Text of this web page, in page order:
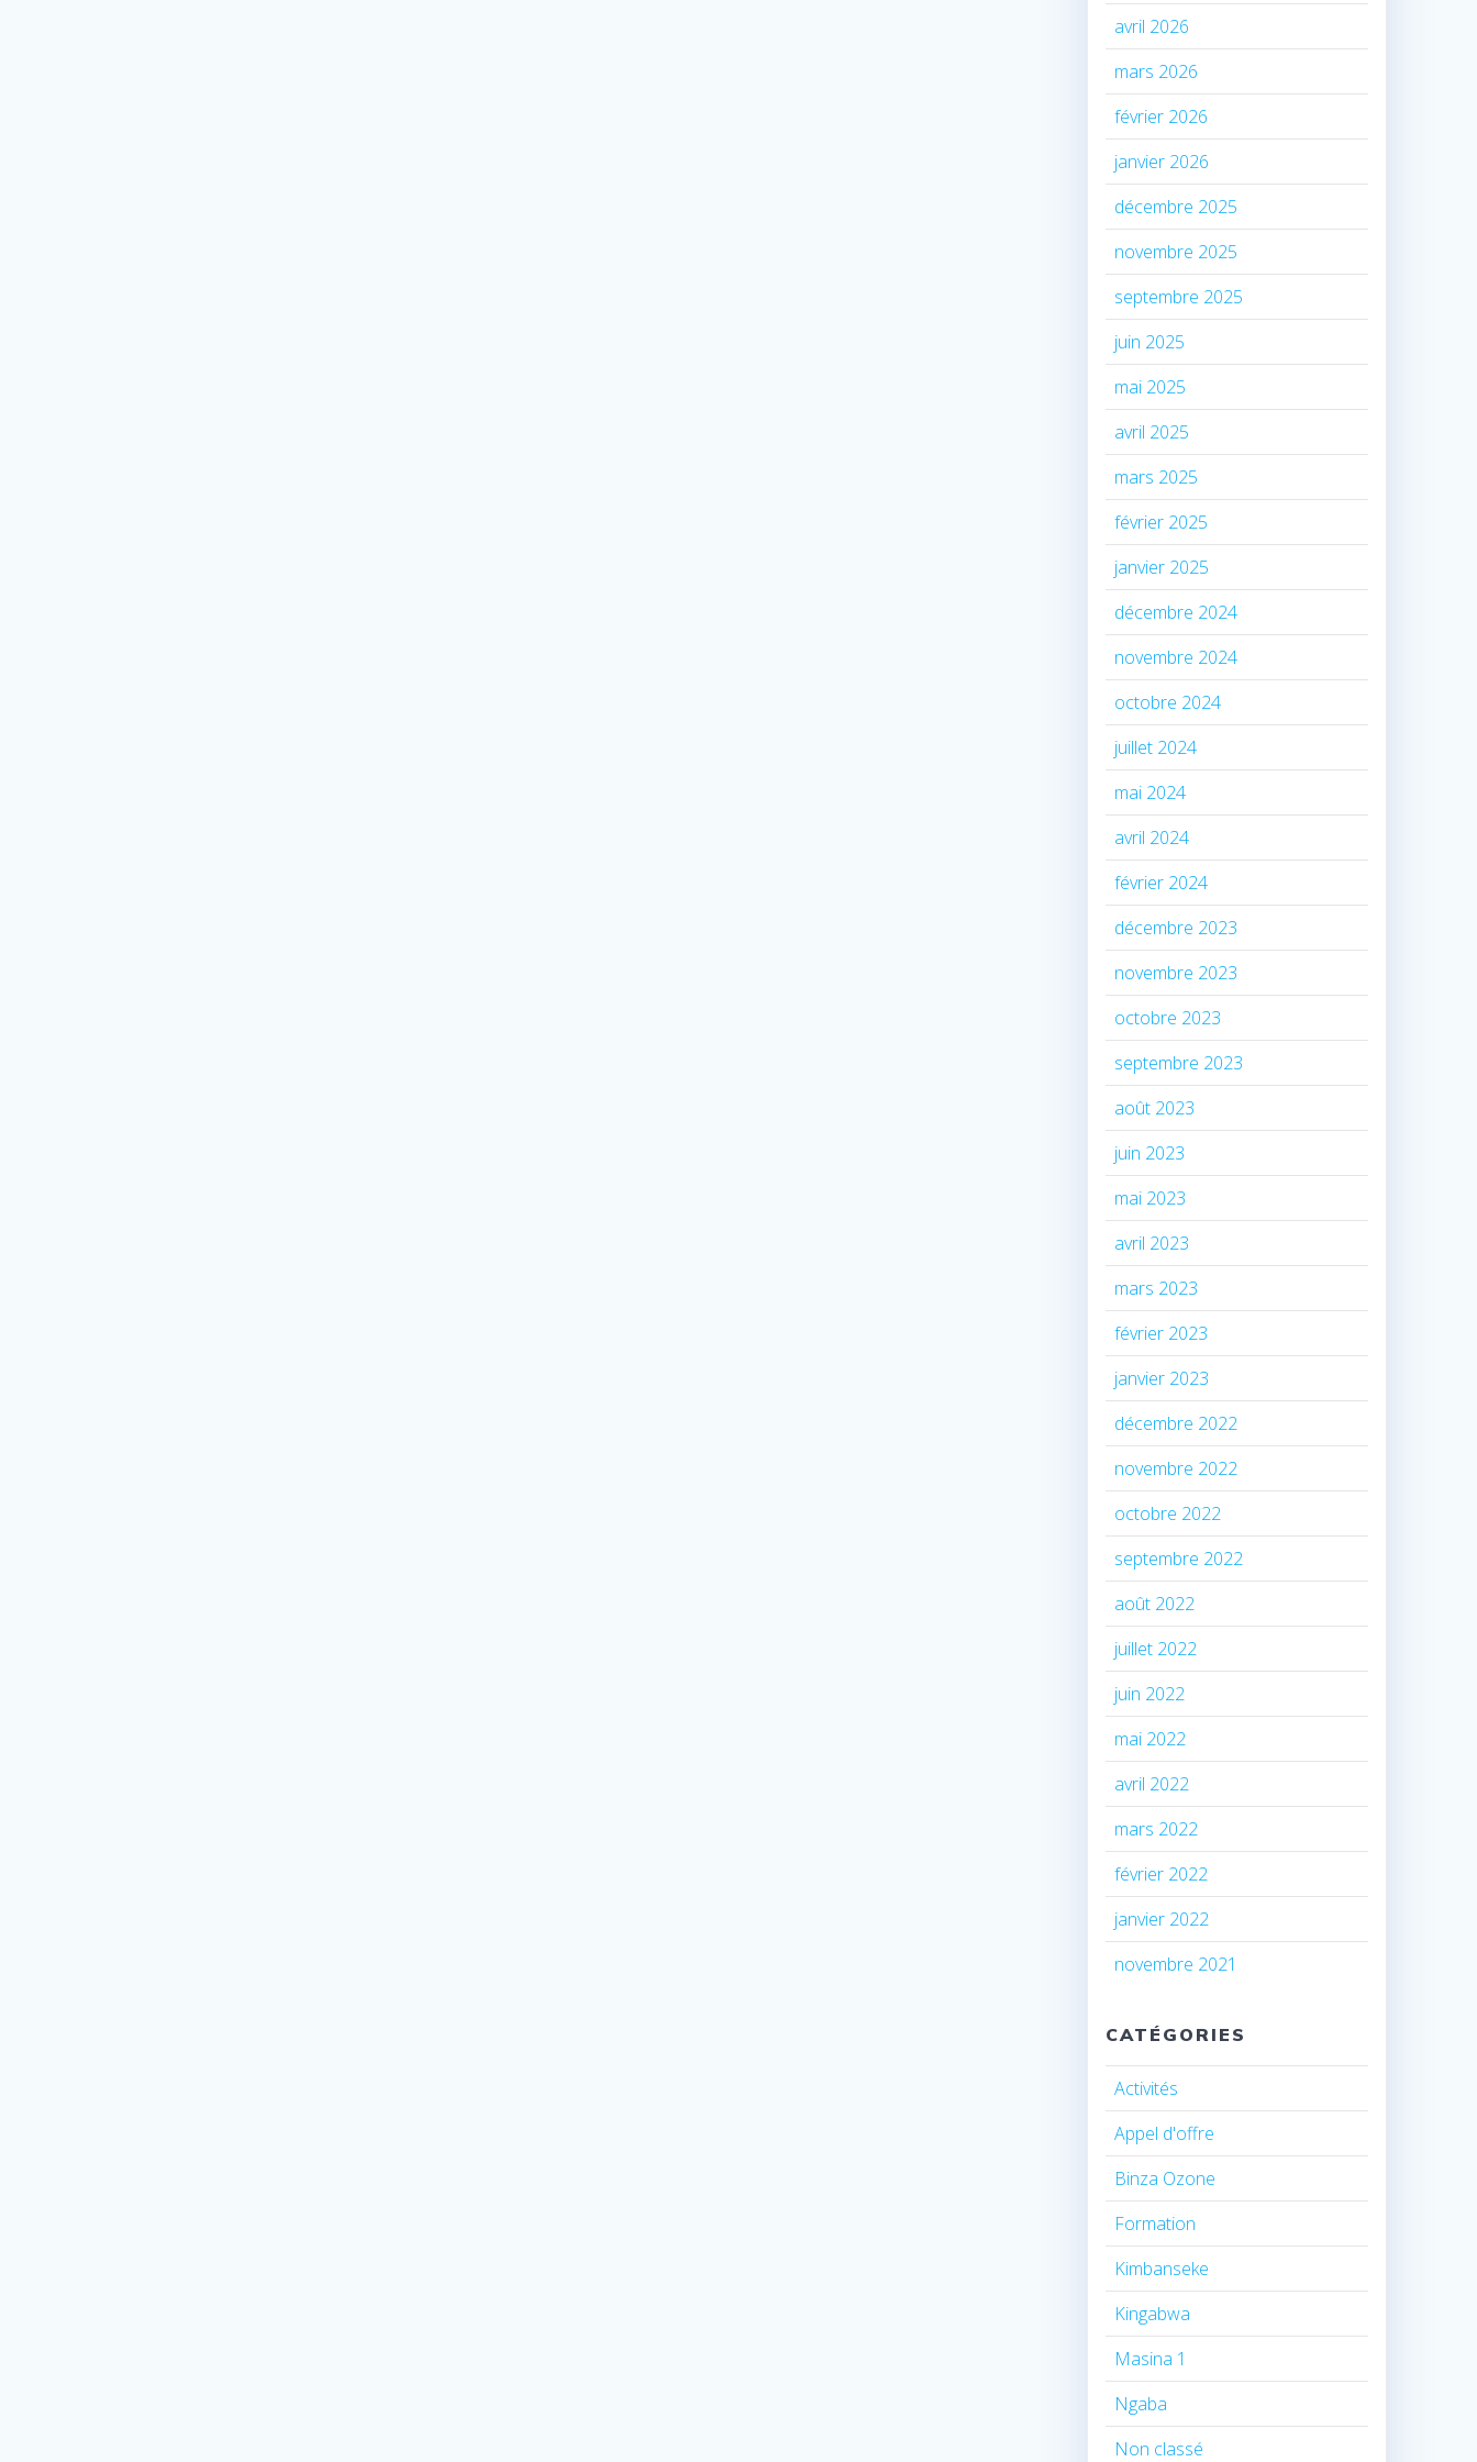
avril 2026
mars 2026
février 2026
janvier 2026
décembre 2025
novembre 2025
septembre 2025
juin 2025
mai 2025
avril 2025
mars 2025
février 2025
janvier 2025
décembre 2024
novembre 2024
octobre 2024
juillet 2024
mai 2024
avril 2024
février 2024
décembre 2023
novembre 2023
octobre 2023
septembre 2023
août 2023
juin 2023
mai 2023
avril 2023
mars 2023
février 2023
janvier 2023
décembre 2022
novembre 2022
octobre 2022
septembre 2022
août 2022
juillet 2022
juin 2022
mai 2022
avril 2022
mars 2022
février 2022
janvier 2022
novembre 2021
CATÉGORIES
Activités
Appel d'offre
Binza Ozone
Formation
Kimbanseke
Kingabwa
Masina 1
Ngaba
Non classé